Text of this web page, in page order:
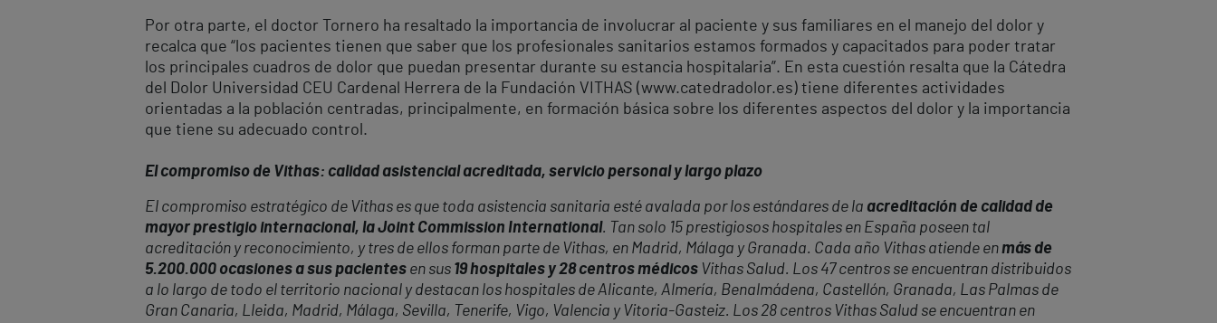
Por otra parte, el doctor Tornero ha resaltado la importancia de involucrar al paciente y sus familiares en el manejo del dolor y
recalca que “los pacientes tienen que saber que los profesionales sanitarios estamos formados y capacitados para poder tratar
los principales cuadros de dolor que puedan presentar durante su estancia hospitalaria”. En esta cuestión resalta que la Cátedra
del Dolor Universidad CEU Cardenal Herrera de la Fundación VITHAS (www.catedradolor.es) tiene diferentes actividades
orientadas a la población centradas, principalmente, en formación básica sobre los diferentes aspectos del dolor y la importancia
que tiene su adecuado control.
El compromiso de Vithas: calidad asistencial acreditada, servicio personal y largo plazo
El compromiso estratégico de Vithas es que toda asistencia sanitaria esté avalada por los estándares de la acreditación de calidad de
mayor prestigio internacional, la Joint Commission International. Tan solo 15 prestigiosos hospitales en España poseen tal
acreditación y reconocimiento, y tres de ellos forman parte de Vithas, en Madrid, Málaga y Granada. Cada año Vithas atiende enmás de
5.200.000 ocasiones a sus pacientes en sus 19 hospitales y 28 centros médicos Vithas Salud. Los 47 centros se encuentran distribuidos
a lo largo de todo el territorio nacional y destacan los hospitales de Alicante, Almería, Benalmádena, Castellón, Granada, Las Palmas de
Gran Canaria, Lleida, Madrid, Málaga, Sevilla, Tenerife, Vigo, Valencia y Vitoria-Gasteiz. Los 28 centros Vithas Salud se encuentran en